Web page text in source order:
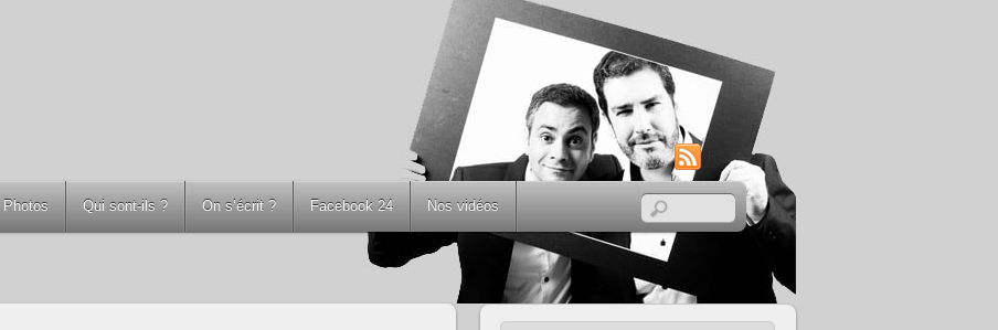
RSS
Photos Qui sont-ils ? On s’écrit ? Facebook 24 Nos vidéos